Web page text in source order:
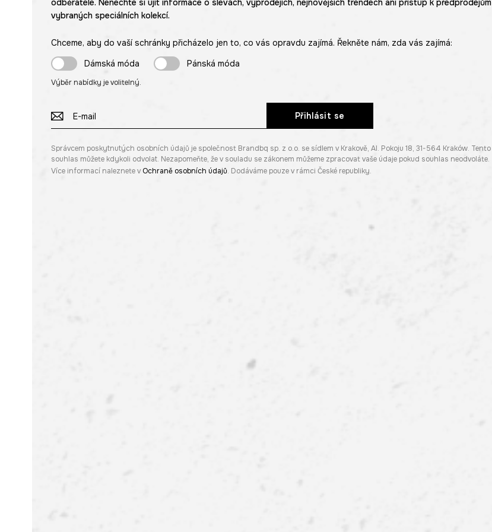
odběratele. Nenechte si ujít informace o slevách, výprodejích, nejnovějších trendech ani přístup k předprodejům
vybraných speciálních kolekcí.
Chceme, aby do vaší schránky přicházelo jen to, co vás opravdu zajímá. Řekněte nám, zda vás zajímá:
Dámská móda
Pánská móda
Výběr nabídky je volitelný.
Přihlásit se
Správcem poskytnutých osobních údajů je společnost Brandbq sp. z o.o. se sídlem v Krakově, Al. Pokoju 18, 31-564 Kraków. Tento
souhlas můžete kdykoli odvolat. Nezapomeňte, že v souladu se zákonem můžeme zpracovat vaše údaje pokud souhlas neodvoláte.
Více informací naleznete v Ochraně osobních údajů. Dodáváme pouze v rámci České republiky.